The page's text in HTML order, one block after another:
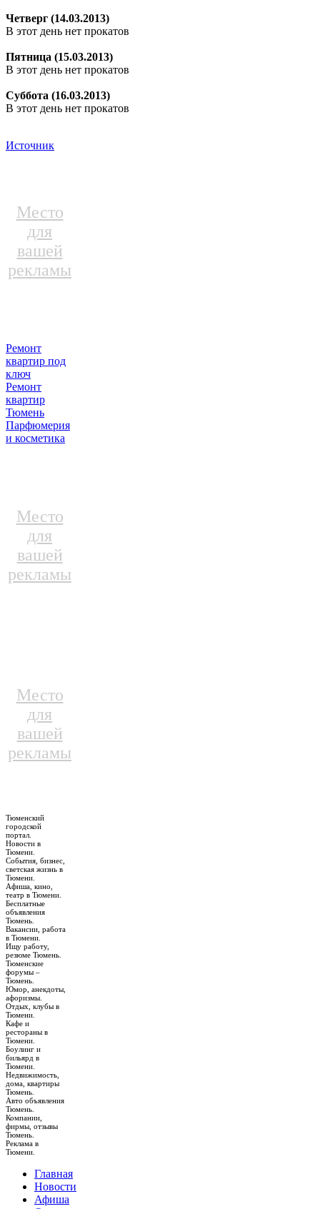
Четверг (14.03.2013)
В этот день нет прокатов
Пятница (15.03.2013)
В этот день нет прокатов
Суббота (16.03.2013)
В этот день нет прокатов
Источник
Место
для
вашей
рекламы
Ремонт
квартир под
ключ
Ремонт
квартир
Тюмень
Парфюмерия
и косметика
Место
для
вашей
рекламы
Место
для
вашей
рекламы
Тюменский
городской
портал.
Новости в
Тюмени.
События, бизнес,
светская жизнь в
Тюмени.
Афиша, кино,
театр в Тюмени.
Бесплатные
объявления
Тюмень.
Вакансии, работа
в Тюмени.
Ищу работу,
резюме Тюмень.
Тюменские
форумы –
Тюмень.
Юмор, анекдоты,
афоризмы.
Отдых, клубы в
Тюмени.
Кафе и
рестораны в
Тюмени.
Боулинг и
бильярд в
Тюмени.
Недвижимость,
дома, квартиры
Тюмень.
Авто объявления
Тюмень.
Компании,
фирмы, отзывы
Тюмень.
Реклама в
Тюмени.
Главная
Новости
Афиша